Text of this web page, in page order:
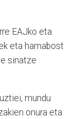
EAJko eta
eta hamabost
sinatze
mundu
onura eta